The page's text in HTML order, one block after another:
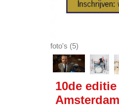
foto's (5)
10de
Amsterdam